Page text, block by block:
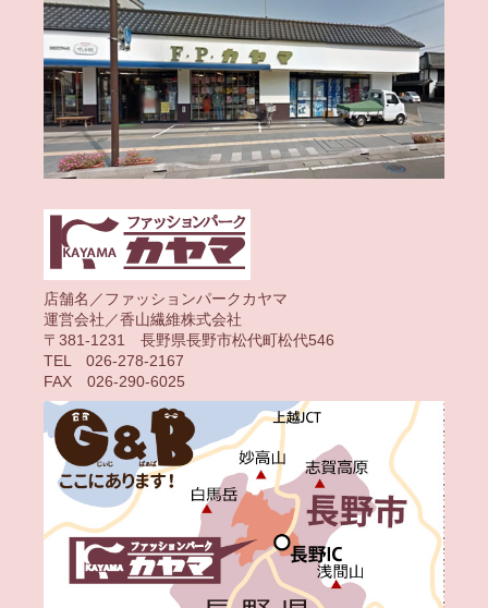
店舗名／ファッションパークカヤマ
運営会社／香山繊維株式会社
〒381-1231 長野県長野市松代町松代546
TEL 026-278-2167
FAX 026-290-6025